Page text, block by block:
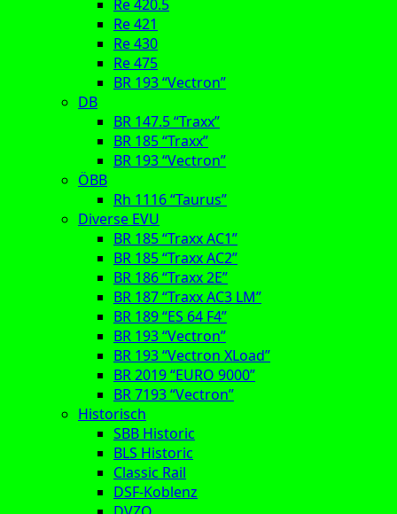
Re 420.5
Re 421
Re 430
Re 475
BR 193 “Vectron”
DB
BR 147.5 “Traxx”
BR 185 “Traxx”
BR 193 “Vectron”
ÖBB
Rh 1116 “Taurus”
Diverse EVU
BR 185 “Traxx AC1”
BR 185 “Traxx AC2”
BR 186 “Traxx 2E”
BR 187 “Traxx AC3 LM”
BR 189 “ES 64 F4”
BR 193 “Vectron”
BR 193 “Vectron XLoad”
BR 2019 “EURO 9000”
BR 7193 “Vectron”
Historisch
SBB Historic
BLS Historic
Classic Rail
DSF-Koblenz